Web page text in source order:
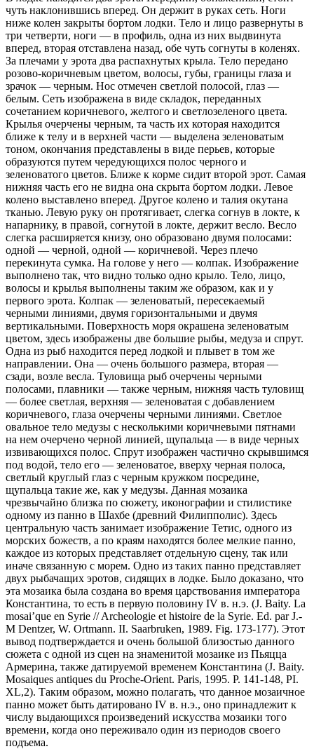
чуть наклонившись вперед. Он держит в руках сеть. Ноги
ниже колен закрыты бортом лодки. Тело и лицо развернуты в
три четверти, ноги — в профиль, одна из них выдвинута
вперед, вторая отставлена назад, обе чуть согнуты в коленях.
За плечами у эрота два распахнутых крыла. Тело передано
розово-коричневым цветом, волосы, губы, границы глаза и
зрачок — черным. Нос отмечен светлой полосой, глаз —
белым. Сеть изображена в виде складок, переданных
сочетанием коричневого, желтого и светлозеленого цвета.
Крылья очерчены черным, та часть их которая находится
ближе к телу и в верхней части — выделена зеленоватым
тоном, окончания представлены в виде перьев, которые
образуются путем чередующихся полос черного и
зеленоватого цветов. Ближе к корме сидит второй эрот. Самая
нижняя часть его не видна она скрыта бортом лодки. Левое
колено выставлено вперед. Другое колено и талия окутана
тканью. Левую руку он протягивает, слегка согнув в локте, к
напарнику, в правой, согнутой в локте, держит весло. Весло
слегка расширяется книзу, оно образовано двумя полосами:
одной — черной, одной — коричневой. Через плечо
перекинута сумка. На голове у него — колпак. Изображение
выполнено так, что видно только одно крыло. Тело, лицо,
волосы и крылья выполнены таким же образом, как и у
первого эрота. Колпак — зеленоватый, пересекаемый
черными линиями, двумя горизонтальными и двумя
вертикальными. Поверхность моря окрашена зеленоватым
цветом, здесь изображены две большие рыбы, медуза и спрут.
Одна из рыб находится перед лодкой и плывет в том же
направлении. Она — очень большого размера, вторая —
сзади, возле весла. Туловища рыб очерчены черными
полосами, плавники — также черным, нижняя часть туловищ
— более светлая, верхняя — зеленоватая с добавлением
коричневого, глаза очерчены черными линиями. Светлое
овальное тело медузы с несколькими коричневыми пятнами
на нем очерчено черной линией, щупальца — в виде черных
извивающихся полос. Спрут изображен частично скрывшимся
под водой, тело его — зеленоватое, вверху черная полоса,
светлый круглый глаз с черным кружком посредине,
щупальца такие же, как у медузы. Данная мозаика
чрезвычайно близка по сюжету, иконографии и стилистике
одному из панно в Шахбе (древний Филипполис). Здесь
центральную часть занимает изображение Тетис, одного из
морских божеств, а по краям находятся более мелкие панно,
каждое из которых представляет отдельную сцену, так или
иначе связанную с морем. Одно из таких панно представляет
двух рыбачащих эротов, сидящих в лодке. Было доказано, что
эта мозаика была создана во время царствования императора
Константина, то есть в первую половину IV в. н.э. (J. Baity. La
mosai’que en Syrie // Archeologie et histoire de la Syrie. Ed. par J.-
M Dentzer, W. Ortmann. II. Saarbruken, 1989. Fig. 173-177). Этот
вывод подтверждается и очень большой близостью данного
сюжета с одной из сцен на знаменитой мозаике из Пьяцца
Армерина, также датируемой временем Константина (J. Baity.
Mosaiques antiques du Proche-Orient. Paris, 1995. P. 141-148, PI.
XL,2). Таким образом, можно полагать, что данное мозаичное
панно может быть датировано IV в. н.э., оно принадлежит к
числу выдающихся произведений искусства мозаики того
времени, когда оно переживало один из периодов своего
подъема.